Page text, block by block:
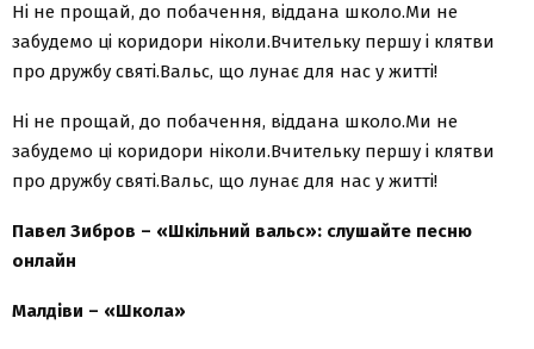
Ні не прощай, до побачення, віддана школо.Ми не
забудемо ці коридори ніколи.Вчительку першу і клятви
про дружбу святі.Вальс, що лунає для нас у житті!
Ні не прощай, до побачення, віддана школо.Ми не
забудемо ці коридори ніколи.Вчительку першу і клятви
про дружбу святі.Вальс, що лунає для нас у житті!
Павел Зибров – «Шкільний вальс»: слушайте песню
онлайн
Малдіви – «Школа»